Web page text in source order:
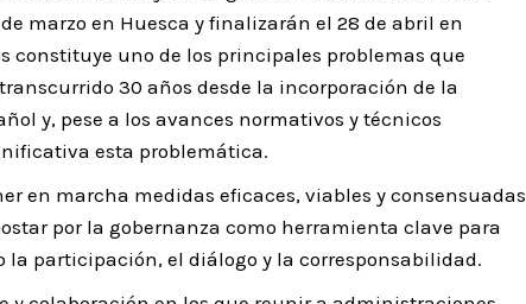
marzo en Huesca y finalizarán el 28 de abril en
uno de los principales problemas que
30 años desde la incorporación de la
y, pese a los avances normativos y técnicos
esta problemática.
en marcha medidas eficaces, viables y consensuadas
por la gobernanza como herramienta clave para
participación, el diálogo y la corresponsabilidad.